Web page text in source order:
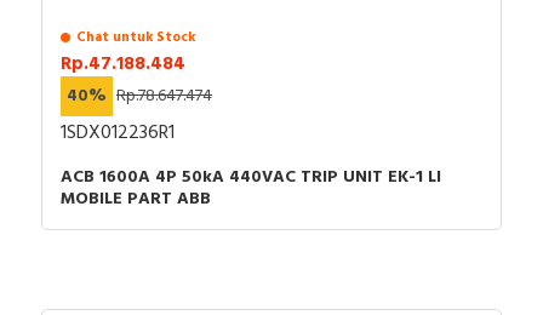
Chat untuk Stock
Rp.47.188.484
40% Rp.78.647.474
1SDX012236R1
ACB 1600A 4P 50kA 440VAC TRIP UNIT EK-1 LI
MOBILE PART ABB